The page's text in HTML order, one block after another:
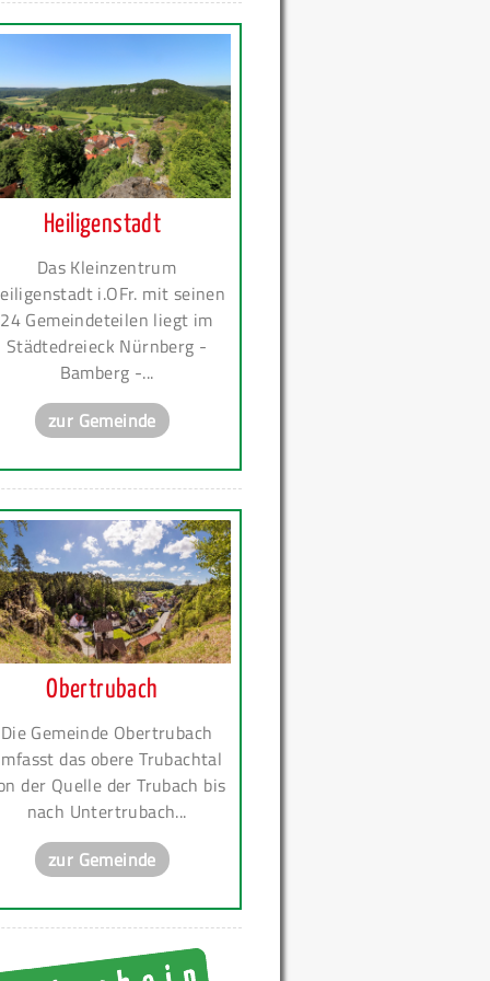
Heiligenstadt
Das Kleinzentrum
i.OFr. mit seinen
24 Gemeindeteilen liegt im
Städtedreieck Nürnberg -
Bamberg -...
zur Gemeinde
Obertrubach
Die Gemeinde Obertrubach
das obere Trubachtal
der Quelle der Trubach bis
nach Untertrubach...
zur Gemeinde